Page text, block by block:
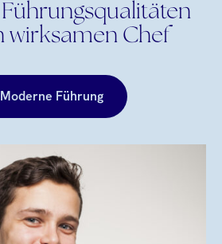
Führungsqualitäten
wirksamen Chef
Moderne Führung